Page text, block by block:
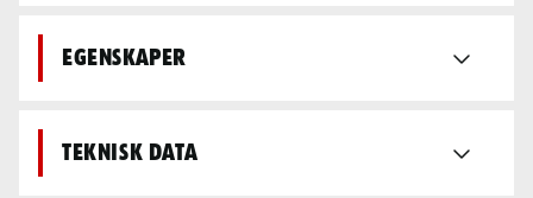
Egenskaper
Teknisk data